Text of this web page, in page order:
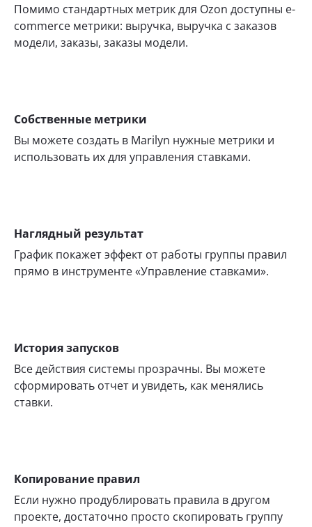
Помимо стандартных метрик для Ozon доступны e-
commerce метрики: выручка, выручка с заказов
модели, заказы, заказы модели.
Собственные метрики
Вы можете создать в Marilyn нужные метрики и
использовать их для управления ставками.
Наглядный результат
График покажет эффект от работы группы правил
прямо в инструменте «Управление ставками».
История запусков
Все действия системы прозрачны. Вы можете
сформировать отчет и увидеть, как менялись
ставки.
Копирование правил
Если нужно продублировать правила в другом
проекте, достаточно просто скопировать группу